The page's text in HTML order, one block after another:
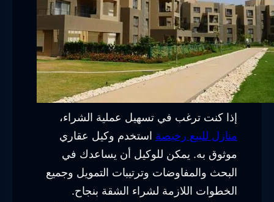
إذا كنت ترغب في تسهيل عملية الشراء،
منازل للبيع رخيصة استخدم وكيل عقاري
موثوق به. يمكن للوكيل أن يساعدك في
البحث والمفاوضات وترتيبات التمويل وجميع
الخطوات اللازمة لشراء الشقة بنجاح.